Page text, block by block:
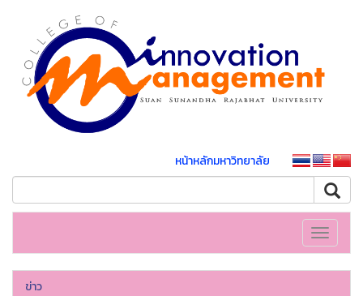
หน้าหลักมหาวิทยาลัย
Toggle
ข่าว